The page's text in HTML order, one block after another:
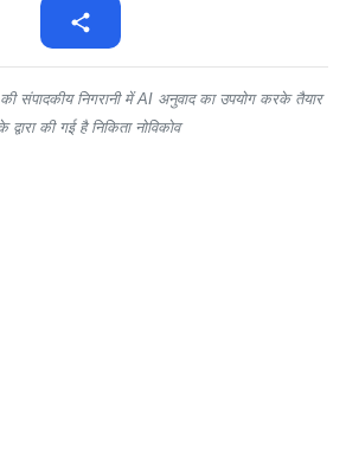
संपादकीय निगरानी में AI अनुवाद का उपयोग करके तैयार
की गई है निकिता नोविकोव